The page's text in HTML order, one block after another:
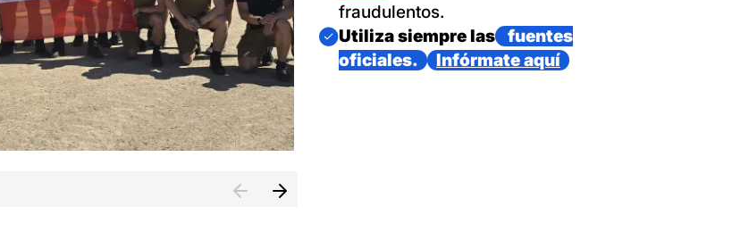
fraudulentos.
Imagen
Utiliza siempre las
fuentes
oficiales.
Infórmate aquí